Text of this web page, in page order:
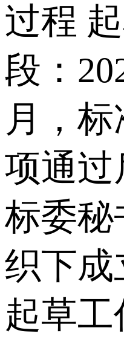
过程
段：
月，
项通过
标委秘
织下成
起草工